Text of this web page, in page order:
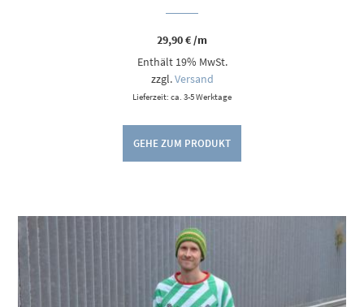
29,90€/m
Enthält 19% MwSt.
zzgl.Versand
Lieferzeit: ca. 3-5 Werktage
GEHE ZUM PRODUKT